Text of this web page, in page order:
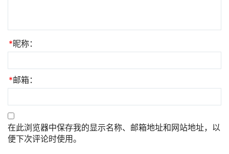
*昵称：
*邮箱：
在此浏览器中保存我的显示名称、邮箱地址和网站地址，以
便下次评论时使用。